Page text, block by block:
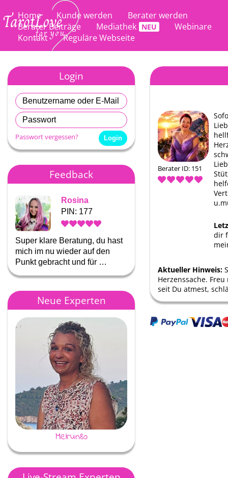
Home Kunde werden
Berater werden
Berater Beiträge
Mediathek
Webinare
Kontakt
Reguläre Webseite
Login
Passwort vergessen?
Feedback
Rosina
PIN: 177
Super klare Beratung, du hast
mich im nu wieder auf den
Punkt gebracht und für …
Neue Experten
Melrun80
Berater ID: 151
dir
Aktueller Hinweis:
Herzenssache.
seit Du atmest,